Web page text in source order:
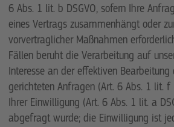
6 Abs. 1 lit. b DSGVO, sofern Ihre
eines Vertrags zusammenhängt oder
vorvertraglicher Maßnahmen
Fällen beruht die Verarbeitung auf
Interesse an der effektiven Bearbeitung
gerichteten Anfragen (Art. 6 Abs. 1 lit. f
Ihrer Einwilligung (Art. 6 Abs. 1 lit. a
abgefragt wurde; die Einwilligung ist